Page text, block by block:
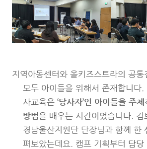
지역아동센터와 올키즈스트라의 공통
모두 아이들을 위해서 존재합니다.
사교육은 ‘당사자’인 아이들을 주
방법을 배우는 시간이었습니다. 김
경남울산지원단 단장님과 함께 한
펴보았는데요. 캠프 기획부터 담당